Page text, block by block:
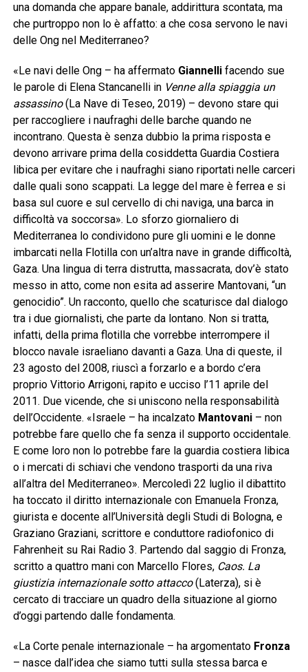
una domanda che appare banale, addirittura scontata, ma
che purtroppo non lo è affatto: a che cosa servono le navi
delle Ong nel Mediterraneo?
«Le navi delle Ong – ha affermato Giannellifacendo sue
le parole di Elena Stancanelli in Venne alla spiaggia un
assassino(La Nave di Teseo, 2019) – devono stare qui
per raccogliere i naufraghi delle barche quando ne
incontrano. Questa è senza dubbio la prima risposta e
devono arrivare prima della cosiddetta Guardia Costiera
libica per evitare che i naufraghi siano riportati nelle carceri
dalle quali sono scappati. La legge del mare è ferrea e si
basa sul cuore e sul cervello di chi naviga, una barca in
difficoltà va soccorsa». Lo sforzo giornaliero di
Mediterranea lo condividono pure gli uomini e le donne
imbarcati nella Flotilla con un’altra nave in grande difficoltà,
Gaza. Una lingua di terra distrutta, massacrata, dov’è stato
messo in atto, come non esita ad asserire Mantovani, “un
genocidio”. Un racconto, quello che scaturisce dal dialogo
tra i due giornalisti, che parte da lontano. Non si tratta,
infatti, della prima flotilla che vorrebbe interrompere il
blocco navale israeliano davanti a Gaza. Una di queste, il
23 agosto del 2008, riuscì a forzarlo e a bordo c’era
proprio Vittorio Arrigoni, rapito e ucciso l’11 aprile del
2011. Due vicende, che si uniscono nella responsabilità
dell’Occidente. «Israele – ha incalzato Mantovani– non
potrebbe fare quello che fa senza il supporto occidentale.
E come loro non lo potrebbe fare la guardia costiera libica
o i mercati di schiavi che vendono trasporti da una riva
all’altra del Mediterraneo». Mercoledì 22 luglio il dibattito
ha toccato il diritto internazionale con Emanuela Fronza,
giurista e docente all’Università degli Studi di Bologna, e
Graziano Graziani, scrittore e conduttore radiofonico di
Fahrenheit su Rai Radio 3. Partendo dal saggio di Fronza,
scritto a quattro mani con Marcello Flores, Caos. La
giustizia internazionale sotto attacco(Laterza), si è
cercato di tracciare un quadro della situazione al giorno
d’oggi partendo dalle fondamenta.
«La Corte penale internazionale – ha argomentato Fronza
– nasce dall’idea che siamo tutti sulla stessa barca e